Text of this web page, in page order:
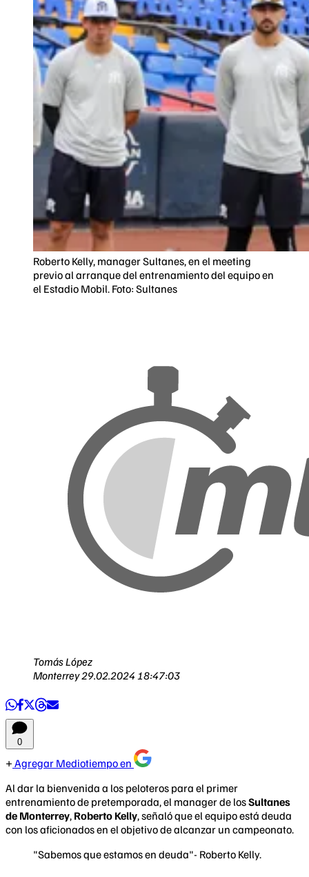
Roberto Kelly, manager Sultanes, en el meeting
previo al arranque del entrenamiento del equipo en
el Estadio Mobil. Foto: Sultanes
Tomás López
Monterrey29.02.2024 18:47:03
0
Agregar Mediotiempo en
Al dar la bienvenida a los peloteros para el primer
entrenamiento de pretemporada, el manager de losSultanes
de Monterrey, Roberto Kelly, señaló que el equipo está deuda
con los aficionados en el objetivo de alcanzar un campeonato.
"Sabemos que estamos en deuda"- Roberto Kelly.